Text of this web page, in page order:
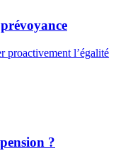
proactivement l’égalité
?